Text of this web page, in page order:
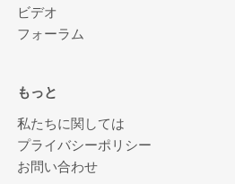
ビデオ
フォーラム
もっと
私たちに関しては
プライバシーポリシー
お問い合わせ